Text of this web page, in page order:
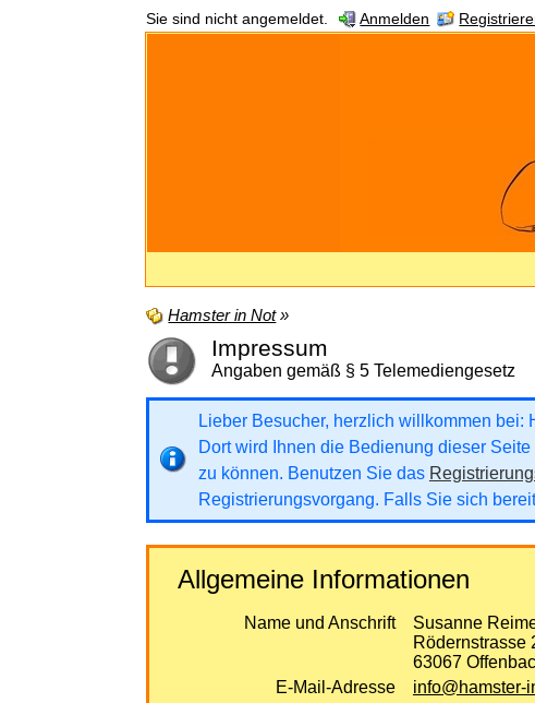
Sie sind nicht angemeldet. Anmelden
Hamster in Not»
Impressum
Angaben gemäß § 5 Telemediengesetz
Lieber Besucher, herzlich willkommen
Dort wird Ihnen die Bedienung dieser
zu können. Benutzen Sie das
Registrierungsvorgang. Falls Sie sich
Allgemeine Informationen
Name und Anschrift
Susanne
Rödernstrasse
63067
E-Mail-Adresse
info@hamster-